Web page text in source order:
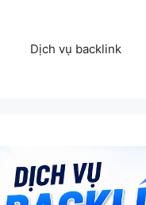
Dịch vụ backlink